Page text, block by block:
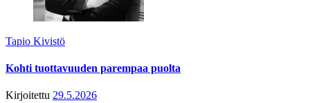
Tapio Kivistö
Kohti tuottavuuden parempaa puolta
Kirjoitettu 29.5.2026